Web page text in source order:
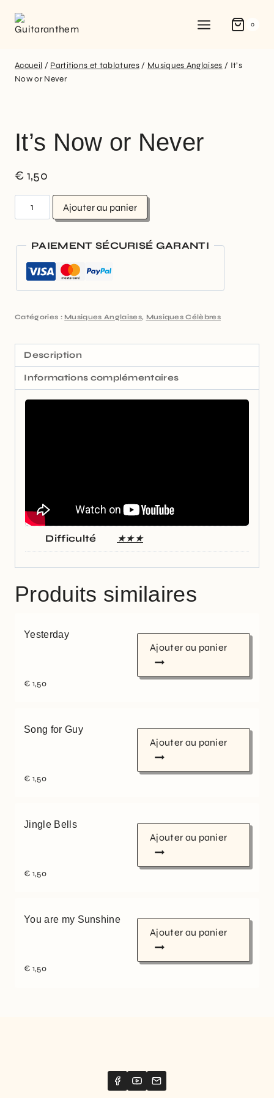
0
Accueil / Partitions et tablatures / Musiques Anglaises / It’s
Now or Never
It’s Now or Never
€ 1,50
Ajouter au panier
PAIEMENT SÉCURISÉ GARANTI
Catégories : Musiques Anglaises, Musiques Célèbres
Description
Informations complémentaires
Difficulté ★★★
Produits similaires
Yesterday
€ 1,50
Ajouter au panier
Song for Guy
€ 1,50
Ajouter au panier
Jingle Bells
€ 1,50
Ajouter au panier
You are my Sunshine
€ 1,50
Ajouter au panier